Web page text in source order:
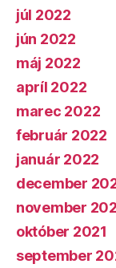
júl 2022
jún 2022
máj 2022
apríl 2022
marec 2022
február 2022
január 2022
december
november
október 2021
september